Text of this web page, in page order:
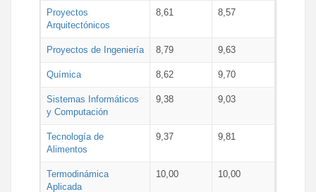
Proyectos
Arquitectónicos
8,61 8,57
Proyectos de Ingeniería 8,79 9,63
Química 8,62 9,70
Sistemas Informáticos
y Computación
9,38 9,03
Tecnología de
Alimentos
9,37 9,81
Termodinámica
Aplicada
10,00 10,00